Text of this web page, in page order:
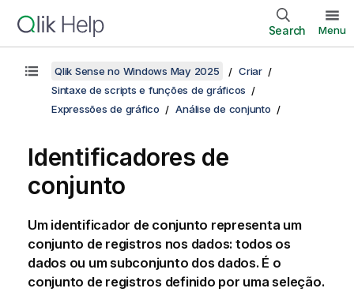
Search Menu
Qlik Sense no Windows May 2025
Criar
Sintaxe de scripts e funções de gráficos
Expressões de gráfico
Análise de conjunto
Identificadores de
conjunto
Um identificador de conjunto representa um
conjunto de registros nos dados: todos os
dados ou um subconjunto dos dados. É o
conjunto de registros definido por uma seleção.